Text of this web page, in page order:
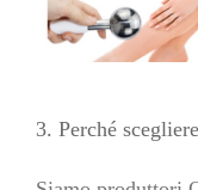
3. Perché